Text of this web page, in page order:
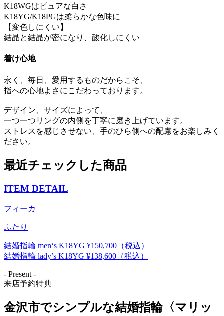
K18WGはピュアな白さ
K18YG/K18PGは柔らかな色味に
【変色しにくい】
結晶と結晶が密になり、酸化しにくい
着け心地
永く、毎日、愛用するものだからこそ、
指への心地よさにこだわっております。
デザイン、サイズによって、
一つ一つリングの内側を丁寧に磨き上げています。
ストレスを感じさせない、手のひら側への配慮をお楽しみく
ださい。
最近チェックした商品
ITEM DETAIL
フィーカ
ふたり
結婚指輪 men‘s K18YG ¥150,700（税込）
結婚指輪 lady’s K18YG ¥138,600（税込）
- Present -
来店予約特典
金沢市でシンプルな結婚指輪〈マリッ